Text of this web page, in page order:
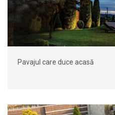
Pavajul care duce acasă